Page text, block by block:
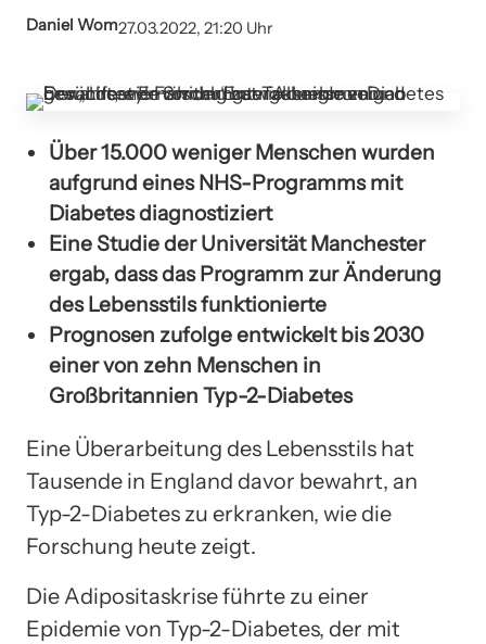
Daniel Wom27.03.2022, 21:20 Uhr
Über 15.000 weniger Menschen wurden
aufgrund eines NHS-Programms mit
Diabetes diagnostiziert
Eine Studie der Universität Manchester
ergab, dass das Programm zur Änderung
des Lebensstils funktionierte
Prognosen zufolge entwickelt bis 2030
einer von zehn Menschen in
Großbritannien Typ-2-Diabetes
Eine Überarbeitung des Lebensstils hat
Tausende in England davor bewahrt, an
Typ-2-Diabetes zu erkranken, wie die
Forschung heute zeigt.
Die Adipositaskrise führte zu einer
Epidemie von Typ-2-Diabetes, der mit